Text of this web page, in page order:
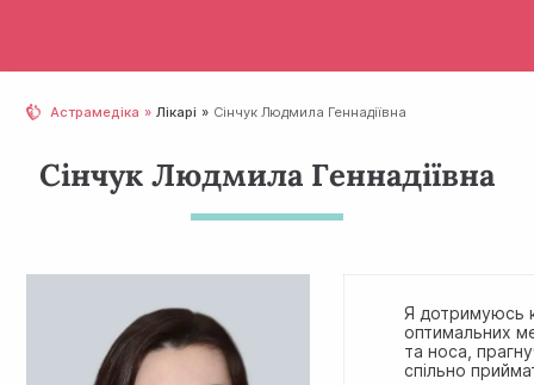
Астрамедіка Лікарі Сінчук Людмила Геннадіївна
Сінчук Людмила Геннадіївна
Я дотримуюсь
оптимальних
та носа,
спільно